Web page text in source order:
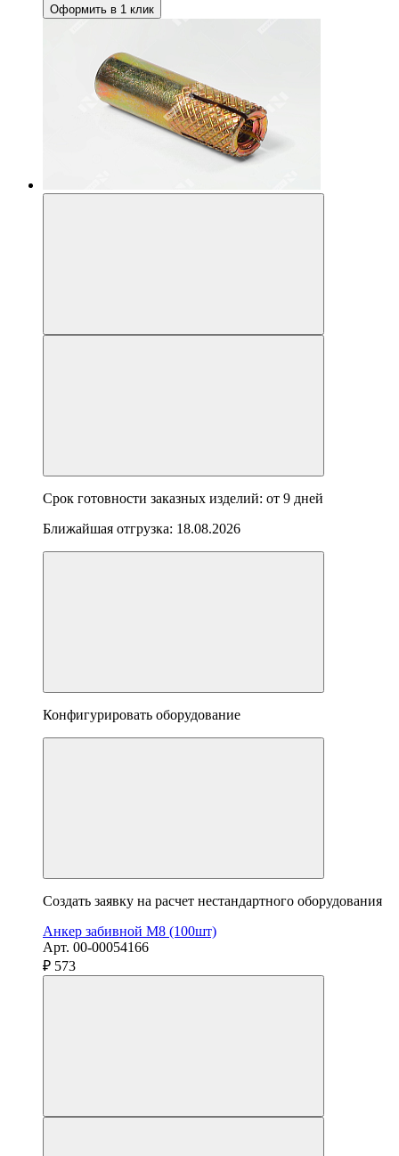
Оформить в 1 клик
Срок готовности заказных изделий: от 9 дней
Ближайшая отгрузка: 18.08.2026
Конфигурировать оборудование
Создать заявку на расчет нестандартного оборудования
Анкер забивной М8 (100шт)
Арт. 00-00054166
₽ 573